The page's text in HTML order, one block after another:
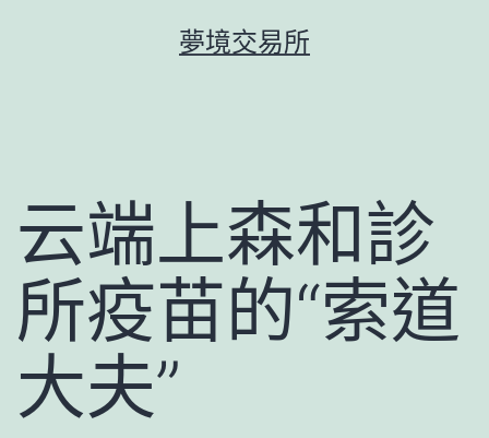
夢境交易所
云端上森和診
所疫苗的“索道
大夫”